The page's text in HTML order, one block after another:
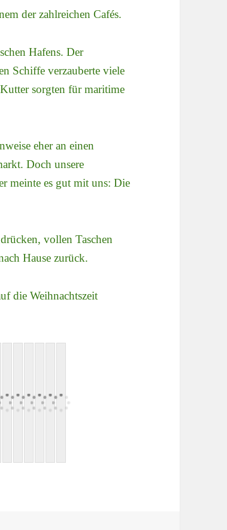
der zahlreichen Cafés.
Hafens. Der
Schiffe verzauberte viele
sorgten für maritime
eher an einen
Doch unsere
meinte es gut mit uns: Die
vollen Taschen
Hause zurück.
die Weihnachtszeit